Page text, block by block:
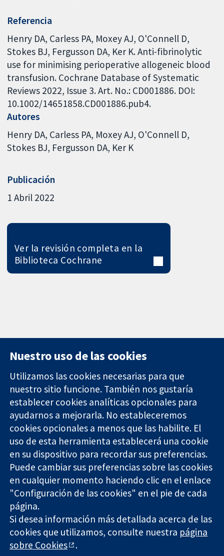
Referencia
Henry DA, Carless PA, Moxey AJ, O'Connell D,
Stokes BJ, Fergusson DA, Ker K. Anti-fibrinolytic
use for minimising perioperative allogeneic blood
transfusion. Cochrane Database of Systematic
Reviews 2022, Issue 3. Art. No.: CD001886. DOI:
10.1002/14651858.CD001886.pub4.
Autores
Henry DA Carless PA Moxey AJ O'Connell D
Stokes BJ Fergusson DA Ker K
Publicación
1 Abril 2022
Ver la revisión completa en la
Biblioteca Cochrane
Evidencia fiable.
Decisiones
informadas.
Mejor salud.
11-13 Cavendish
Square
Londres
W1G 0AN
Reino Unido
Contacto
Noticias
Prensa
Sobre
nosotros
Empleo
Cochrane
Library
The Cochrane Collaboration is a charity (no. 1045921) and a
company limited by guarantee (no. 03044323) registered in
England & Wales. VAT registration number GB 718 2127 49.
Copyright © 2026 The Cochrane Collaboration
Nuestro uso de las cookies
Utilizamos las cookies necesarias para que
nuestro sitio funcione. También nos gustaría
establecer cookies analíticas opcionales para
ayudarnos a mejorarla. No estableceremos
cookies opcionales a menos que las habilite. El
uso de esta herramienta establecerá una cookie
en su dispositivo para recordar sus preferencias.
Puede cambiar sus preferencias sobre las cookies
en cualquier momento haciendo clic en el enlace
"Configuración de las cookies" en el pie de cada
página.
Si desea información más detallada acerca de las
cookies que utilizamos, consulte nuestra página
sobre Cookies
.